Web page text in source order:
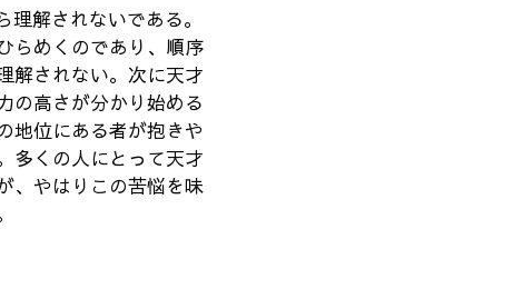
解されないである。
らめくのであり、順序
解されない。次に天才
の高さが分かり始める
地位にある者が抱きや
多くの人にとって天才
、やはりこの苦悩を味